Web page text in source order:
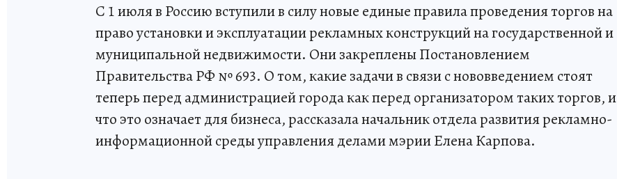
С 1 июля в Россию вступили в силу новые единые правила проведения торгов на
право установки и эксплуатации рекламных конструкций на государственной и
муниципальной недвижимости. Они закреплены Постановлением
Правительства РФ № 693. О том, какие задачи в связи с нововведением стоят
теперь перед администрацией города как перед организатором таких торгов, и
что это означает для бизнеса, рассказала начальник отдела развития рекламно-
информационной среды управления делами мэрии Елена Карпова.